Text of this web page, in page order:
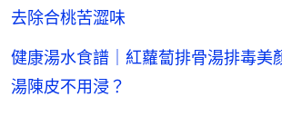
去除合桃苦澀味
健康湯水食譜｜紅蘿蔔排骨湯排毒
湯陳皮不用浸？